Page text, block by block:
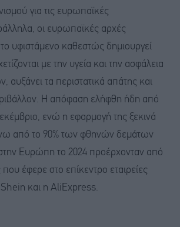
για τις ευρωπαϊκές
οι ευρωπαϊκές αρχές
το υφιστάμενο καθεστώς δημιουργεί
με την υγεία και την ασφάλεια
τα περιστατικά απάτης και
Η απόφαση ελήφθη ήδη από
ενώ η εφαρμογή της ξεκινά
από το 90% των φθηνών δεμάτων
Ευρώπη το 2024 προέρχονταν από
έφερε στο επίκεντρο εταιρείες
και η AliExpress.